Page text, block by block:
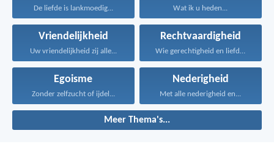
De liefde is lankmoedig... Wat ik u heden...
Vriendelijkheid
Uw vriendelijkheid zij alle...
Rechtvaardigheid
Wie gerechtigheid en liefde...
Egoisme
Zonder zelfzucht of ijdel...
Nederigheid
Met alle nederigheid en...
Meer Thema's...